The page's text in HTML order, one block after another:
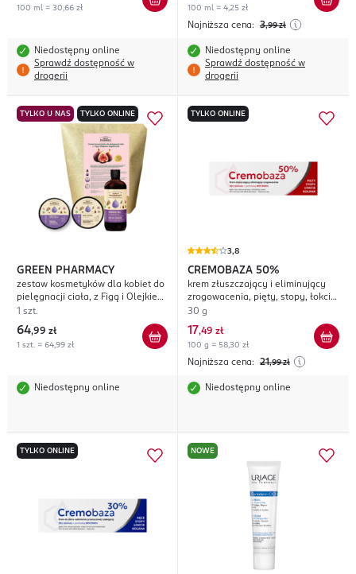
100 ml = 30,66 zł
Niedostępny online
Sprawdź dostępność w
drogerii
100 ml = 4,25 zł
Najniższa cena: 3,99 zł
Niedostępny online
Sprawdź dostępność w
drogerii
TYLKO U NAS TYLKO ONLINE
GREEN PHARMACY
zestaw kosmetyków dla kobiet do
pielęgnacji ciała, z Figą i Olejkiem
Arganowym
1 szt.
64,99 zł
1 szt. = 64,99 zł
Niedostępny online
TYLKO ONLINE
3,8
CREMOBAZA 50%
krem złuszczający i eliminujący
zrogowacenia, pięty, stopy, łokcie,
kolana
30 g
17,49 zł
100 g = 58,30 zł
Najniższa cena: 21,99 zł
Niedostępny online
TYLKO ONLINE NOWE